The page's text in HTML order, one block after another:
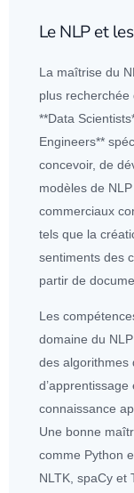
Le NLP et
La maîtrise du
plus
**Data Scientist
Engineers**
concevoir, de
modèles de
commerciaux
tels que la
sentiments des
partir de
Les
domaine du
des algorithmes
d’apprentissage
connaissance
Une bonne
comme Python
NLTK, spaCy et